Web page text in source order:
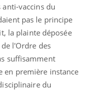
vaccins du
pas le principe
la plainte déposée
l'Ordre des
suffisamment
en première instance
du